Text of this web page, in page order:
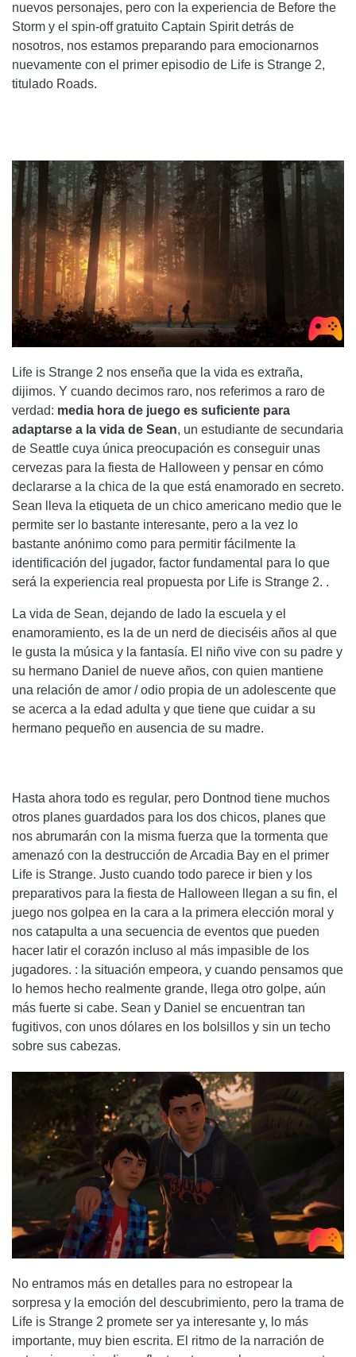
nuevos personajes, pero con la experiencia de Before the
Storm y el spin-off gratuito Captain Spirit detrás de
nosotros, nos estamos preparando para emocionarnos
nuevamente con el primer episodio de Life is Strange 2,
titulado Roads.
Life is Strange 2 nos enseña que la vida es extraña,
dijimos. Y cuando decimos raro, nos referimos a raro de
verdad: media hora de juego es suficiente para
adaptarse a la vida de Sean, un estudiante de secundaria
de Seattle cuya única preocupación es conseguir unas
cervezas para la fiesta de Halloween y pensar en cómo
declararse a la chica de la que está enamorado en secreto.
Sean lleva la etiqueta de un chico americano medio que le
permite ser lo bastante interesante, pero a la vez lo
bastante anónimo como para permitir fácilmente la
identificación del jugador, factor fundamental para lo que
será la experiencia real propuesta por Life is Strange 2. .
La vida de Sean, dejando de lado la escuela y el
enamoramiento, es la de un nerd de dieciséis años al que
le gusta la música y la fantasía. El niño vive con su padre y
su hermano Daniel de nueve años, con quien mantiene
una relación de amor / odio propia de un adolescente que
se acerca a la edad adulta y que tiene que cuidar a su
hermano pequeño en ausencia de su madre.
Hasta ahora todo es regular, pero Dontnod tiene muchos
otros planes guardados para los dos chicos, planes que
nos abrumarán con la misma fuerza que la tormenta que
amenazó con la destrucción de Arcadia Bay en el primer
Life is Strange. Justo cuando todo parece ir bien y los
preparativos para la fiesta de Halloween llegan a su fin, el
juego nos golpea en la cara a la primera elección moral y
nos catapulta a una secuencia de eventos que pueden
hacer latir el corazón incluso al más impasible de los
jugadores. : la situación empeora, y cuando pensamos que
lo hemos hecho realmente grande, llega otro golpe, aún
más fuerte si cabe. Sean y Daniel se encuentran tan
fugitivos, con unos dólares en los bolsillos y sin un techo
sobre sus cabezas.
No entramos más en detalles para no estropear la
sorpresa y la emoción del descubrimiento, pero la trama de
Life is Strange 2 promete ser ya interesante y, lo más
importante, muy bien escrita. El ritmo de la narración de